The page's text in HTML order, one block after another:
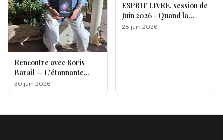
Rencontre avec Boris
Barail — L'étonnante
odyssée d'un électron
voyageur
30 juin 2026
ESPRIT LIVRE, session de
Juin 2026 - Quand la
magie opère !
28 juin 2026